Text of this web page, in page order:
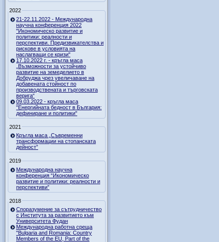
2022
21-22.11.2022 - Международна
научна конференция 2022
"Икономическо развитие и
политики: реалности и
перспективи. Предизвикателства и
рискове в условията на
наслагващи се кризи"
17.10.2022 г. - кръгла маса
„Възможности за устойчиво
развитие на земеделието в
Добруджа чрез увеличаване на
добавената стойност по
производствената и търговската
верига“
09.03.2022 - кръгла маса
"Енергийната бедност в България:
дефиниране и политики"
2021
Кръгла маса „Съвременни
трансформации на стопанската
дейност”
2019
Международна научна
конференция “Икономическо
развитие и политики: реалности и
перспективи”
2018
Споразумение за сътрудничество
с Института за развитието към
Университета Фудан
Международна работна среща
"Bulgaria and Romania: Country
Members of the EU, Part of the